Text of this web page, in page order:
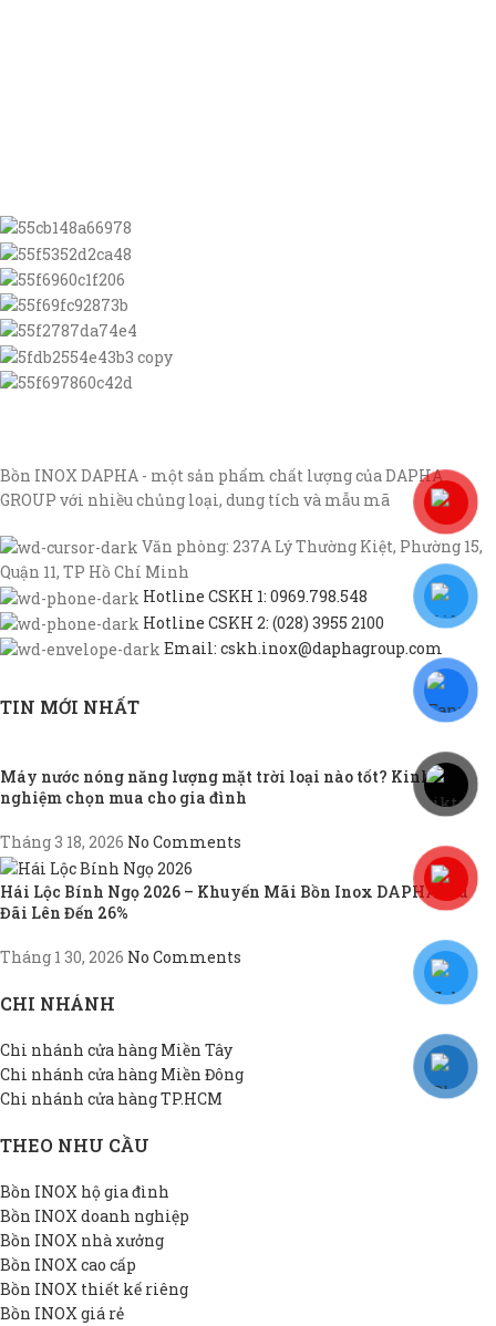
Bồn INOX DAPHA - một sản phẩm chất lượng của DAPHA
GROUP với nhiều chủng loại, dung tích và mẫu mã
Văn phòng: 237A Lý Thường Kiệt, Phường 15,
Quận 11, TP Hồ Chí Minh
Hotline CSKH 1: 0969.798.548
Hotline CSKH 2: (028) 3955 2100
Email: cskh.inox@daphagroup.com
TIN MỚI NHẤT
Máy nước nóng năng lượng mặt trời loại nào tốt? Kinh
nghiệm chọn mua cho gia đình
Tháng 3 18, 2026 No Comments
Hái Lộc Bính Ngọ 2026 – Khuyến Mãi Bồn Inox DAPHA, Ưu
Đãi Lên Đến 26%
Tháng 1 30, 2026 No Comments
CHI NHÁNH
Chi nhánh cửa hàng Miền Tây
Chi nhánh cửa hàng Miền Đông
Chi nhánh cửa hàng TP.HCM
THEO NHU CẦU
Bồn INOX hộ gia đình
Bồn INOX doanh nghiệp
Bồn INOX nhà xưởng
Bồn INOX cao cấp
Bồn INOX thiết kế riêng
Bồn INOX giá rẻ